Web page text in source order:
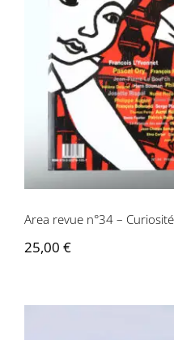
Area revue
Area revue n°34 –
25,00 €